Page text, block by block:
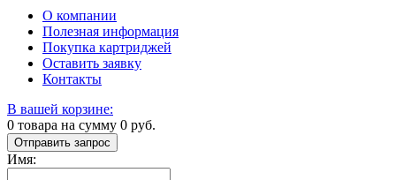
О компании
Полезная информация
Покупка картриджей
Оставить заявку
Контакты
В вашей корзине:
0 товара на сумму 0 руб.
Отправить запрос
Имя: